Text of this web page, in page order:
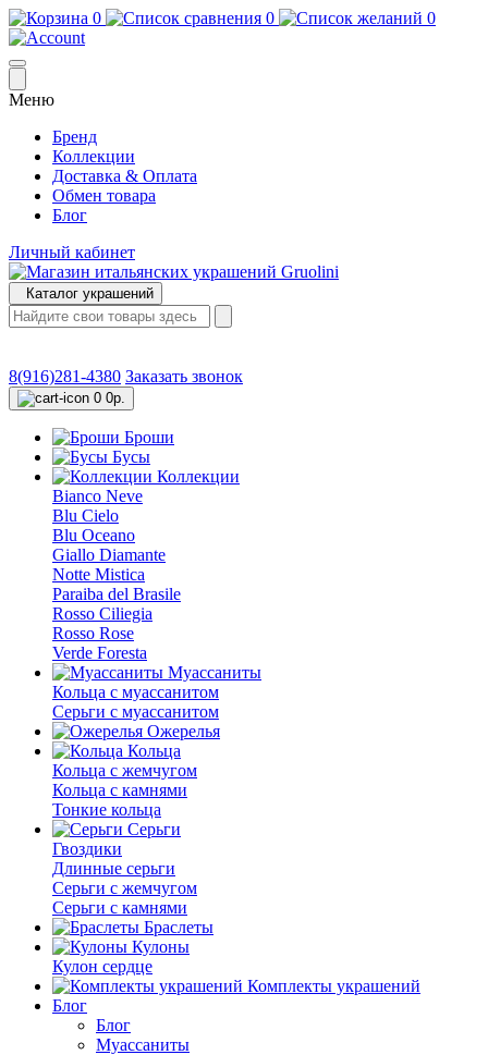
0 0 0
Меню
Бренд
Коллекции
Доставка & Оплата
Обмен товара
Блог
Личный кабинет
Каталог украшений
8(916)281-4380 Заказать звонок
0 0р.
Броши
Бусы
Коллекции
Bianco Neve
Blu Cielo
Blu Oceano
Giallo Diamante
Notte Mistica
Paraiba del Brasile
Rosso Ciliegia
Rosso Rose
Verde Foresta
Муассаниты
Кольца c муассанитом
Серьги c муассанитом
Ожерелья
Кольца
Кольца с жемчугом
Кольца с камнями
Тонкие кольца
Серьги
Гвоздики
Длинные серьги
Серьги с жемчугом
Серьги с камнями
Браслеты
Кулоны
Кулон сердце
Комплекты украшений
Блог
Блог
Муассаниты